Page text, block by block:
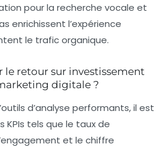
pour la recherche vocale et
enrichissent l’expérience
le trafic organique.
le retour sur investissement
digitale ?
d’analyse performants, il est
KPIs tels que le taux de
et le chiffre